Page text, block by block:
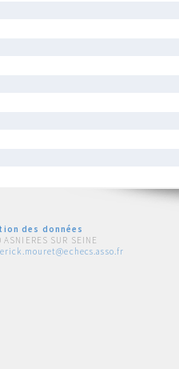
des données
SUR SEINE
erick.mouret@echecs.asso.fr